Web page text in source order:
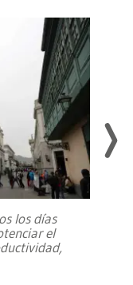
los días
el